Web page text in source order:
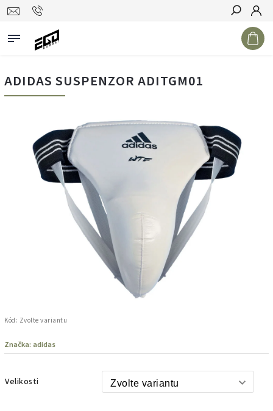
Hledat
ADIDAS SUSPENZOR ADITGM01
Kód: Zvolte variantu
Značka: adidas
Velikosti